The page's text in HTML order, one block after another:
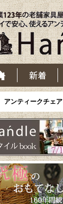
アンティークチェア